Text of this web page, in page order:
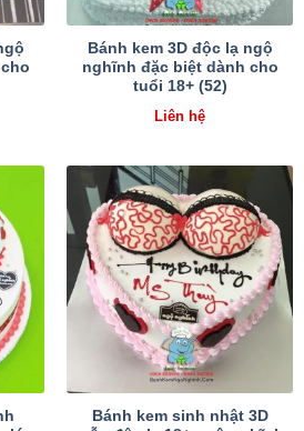
Bánh kem 3D độc lạ ngộ
nghĩnh đặc biệt dành cho
tuổi 18+ (52)
Liên hệ
Bánh kem sinh nhật 3D